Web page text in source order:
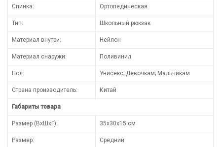
Спинка: Ортопедическая
Тип: Школьный рюкзак
Материал внутри: Нейлон
Материал снаружи: Поливинил
Пол: Унисекс; Девочкам; Мальчикам
Страна производитель: Китай
Габариты товара
Размер (ВхШхГ): 35х30х15 см
Размер: Средний